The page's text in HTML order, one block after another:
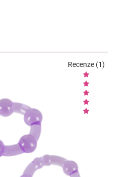
Recenze (1)